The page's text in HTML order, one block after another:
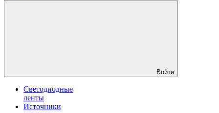
Войти
Светодиодные
ленты
Источники